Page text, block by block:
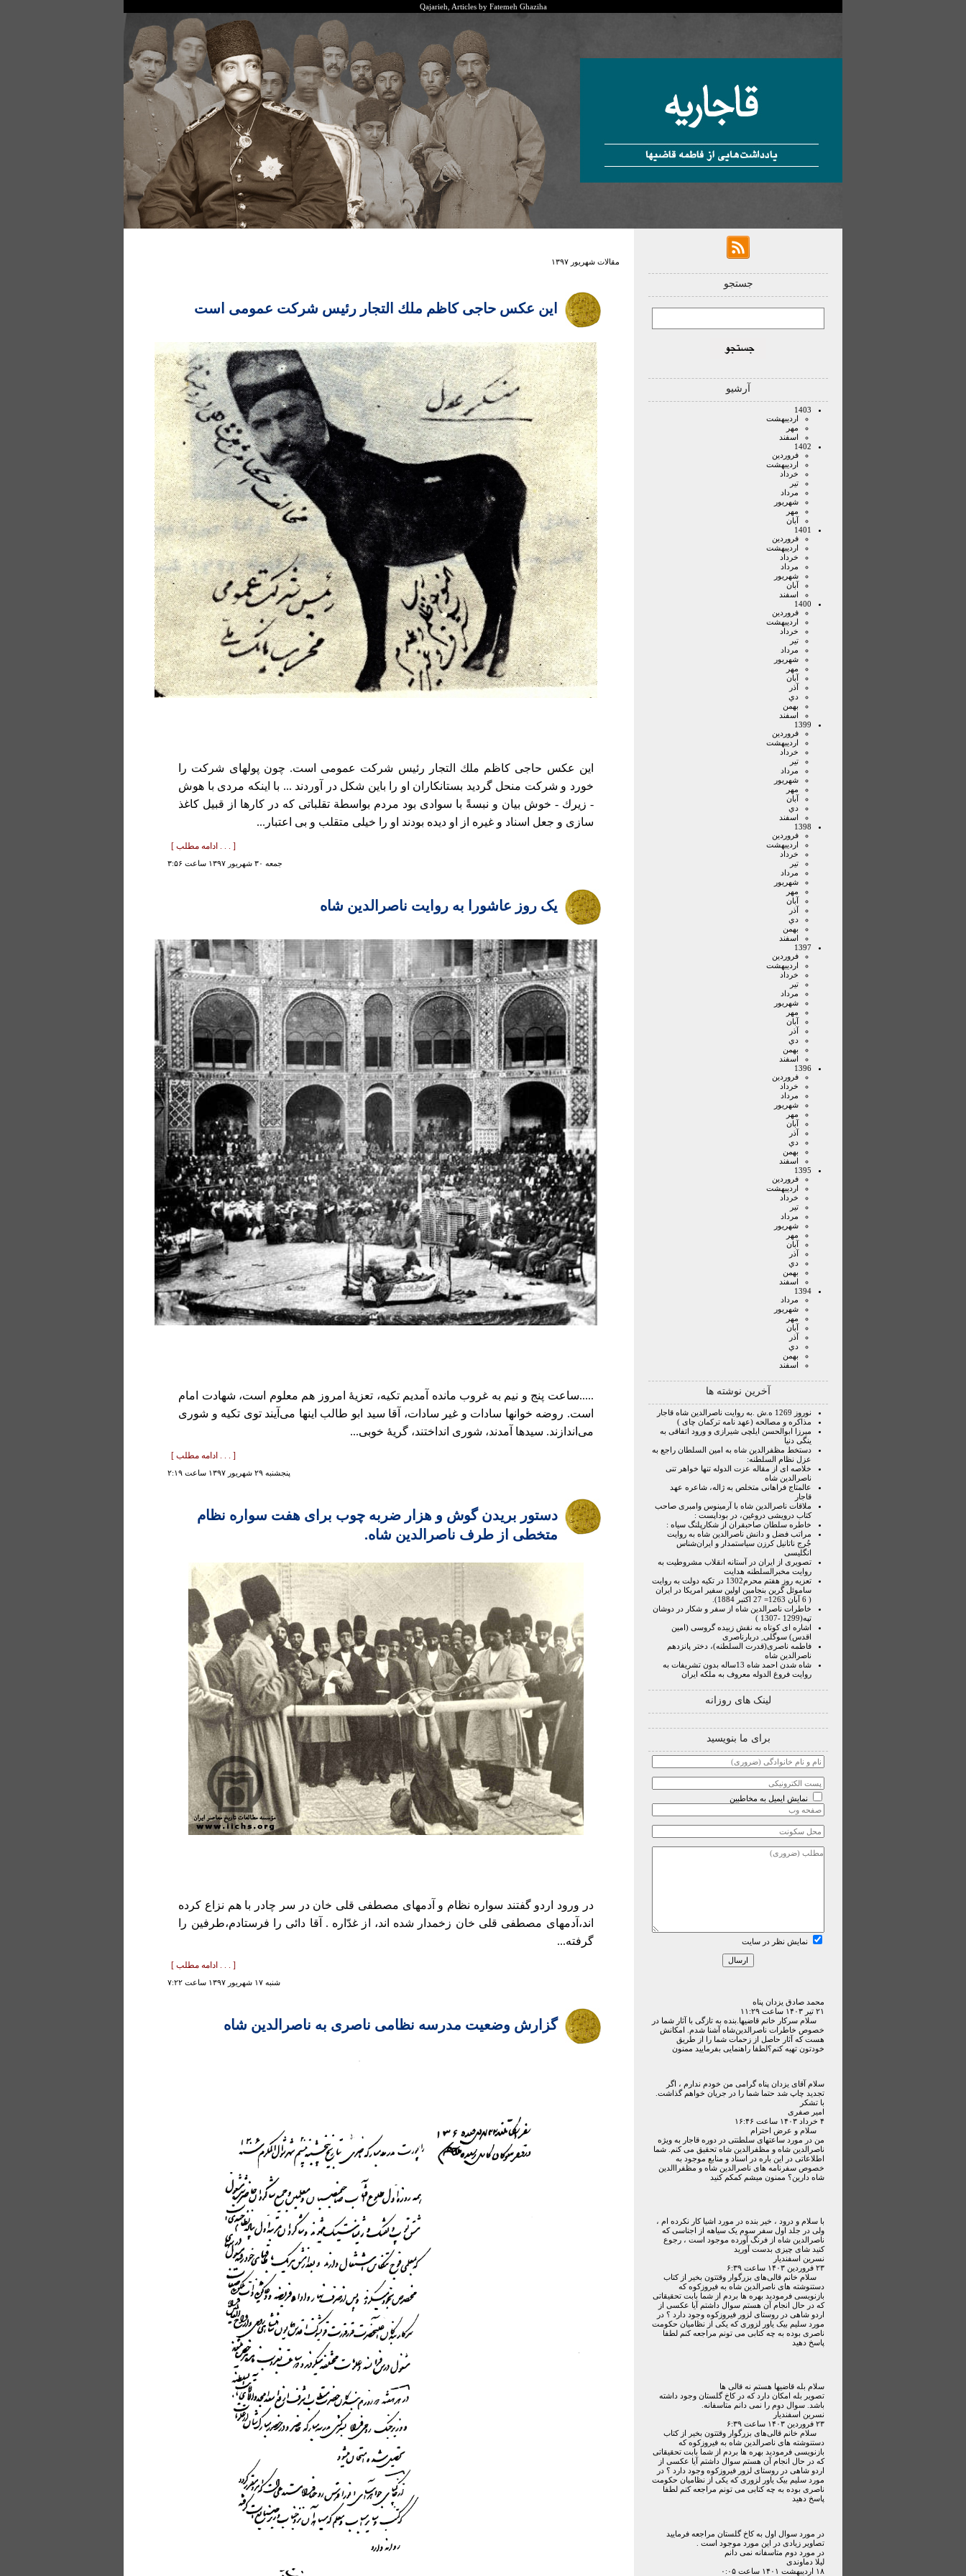
Qajarieh, Articles by Fatemeh Ghaziha
جستجو
آرشیو
1403
ارديبهشت
مهر
اسفند
1402
فروردين
ارديبهشت
خرداد
تير
مرداد
شهريور
مهر
آبان
1401
فروردين
ارديبهشت
خرداد
مرداد
شهريور
آبان
اسفند
1400
فروردين
ارديبهشت
خرداد
تير
مرداد
شهريور
مهر
آبان
آذر
دي
بهمن
اسفند
1399
فروردين
ارديبهشت
خرداد
تير
مرداد
شهريور
مهر
آبان
دي
اسفند
1398
فروردين
ارديبهشت
خرداد
تير
مرداد
شهريور
مهر
آبان
آذر
دي
بهمن
اسفند
1397
فروردين
ارديبهشت
خرداد
تير
مرداد
شهريور
مهر
آبان
آذر
دي
بهمن
اسفند
1396
فروردين
خرداد
مرداد
شهريور
مهر
آبان
آذر
دي
بهمن
اسفند
1395
فروردين
ارديبهشت
خرداد
تير
مرداد
شهريور
مهر
آبان
آذر
دي
بهمن
اسفند
1394
مرداد
شهريور
مهر
آبان
آذر
دي
بهمن
اسفند
آخرین نوشته ها
نوروز 1269 ه.ش .به روایت ناصرالدین شاه قاجار
مذاکره و مصالحه (عهد نامه ترکمان چای )
میرزا ابوالحسن ایلچی شیرازی و ورود اتفاقی به
ینگی دنیا
دستخط مظفرالدین شاه به امین السلطان راجع به
عزل نظام السلطنه:
خلاصه ای از مقاله عزت الدوله تنها خواهر تنی
ناصرالدین شاه
عالمتاج فراهانی متخلص به ژاله، شاعره عهد
قاجار
ملاقات ناصرالدین شاه با آرمینوس وامبری صاحب
کتاب درویشی دروغین، در بوداپست :
خاطره سلطان صاحبقران از شکارپلنگ سیاه :
مراتب فضل و دانش ناصرالدین شاه به روایت
جُرج ناتانیل کرزن سیاستمدار و ایران‌شناس
انگلیسی
تصویری از ایران در آستانه انقلاب مشروطیت به
روایت مخبرالسلطنه هدایت
تعزیه روز هفتم محرم1302 در تکیه دولت به روایت
ساموئل گرین بنجامین اولین سفیر امریکا در ایران
( 6 آبان 1263= 27 اکتبر 1884).
خاطرات ناصرالدین شاه از سفر و شکار در دوشان
تپه(1299 -1307 )
اشاره ای کوتاه به نقش زبیده گروسی (امین
اقدس) سوگلی ِ دربارناصری
فاطمه ناصری(قدرت السلطنه)، دختر پانزدهم
ناصرالدین شاه
شاه شدن احمد شاه 13ساله بدون تشریفات به
روایت فروغ الدوله معروف به ملکه ایران
لینک های روزانه
برای ما بنویسید
نمایش ایمیل به مخاطبین
نمایش نظر در سایت
محمد صادق یزدان پناه
۲۱ تير ۱۴۰۳ ساعت ۱۱:۲۹
سلام سرکار خانم قاضیها.بنده به‌ تازگی با آثار شما در
خصوص خاطرات ناصرالدین‌شاه آشنا شدم. امکانش
هست که آثار حاصل از زحمات شما را از طریق
خودتون تهیه کنم؟لطفا راهنمایی بفرمایید ممنون
سلام آقای یزدان پناه گرامی من خودم ندارم ، اگر
تجدید چاپ شد حتما شما را در جریان خواهم گذاشت.
با تشکر
امیر صفری
۴ خرداد ۱۴۰۳ ساعت ۱۶:۴۶
سلام و عرض احترام
من در مورد ساعتهای سلطنتی در دوره قاجار به ویژه
ناصرالدین شاه و مظفرالدین شاه تحقیق می کنم. شما
اطلاعاتی در این باره در اسناد و منابع موجود به
خصوص سفرنامه های ناصرالدین شاه و مظفراالدین
شاه دارین؟ ممنون میشم کمکم کنید
با سلام و درود ، خیر بنده در مورد اشیا کار نکرده ام ،
ولی در جلد اول سفر سوم یک سیاهه از اجناسی که
ناصرالدین شاه از فرنگ آورده موجود است ، رجوع
کنید شای چیزی بدست آورید
نسرین اسفندیار
۲۳ فروردين ۱۴۰۳ ساعت ۶:۳۹
سلام خانم قالی‌های بزرگوار وقتتون بخیر از کتاب
دستنوشته های ناصرالدین شاه به فیروزکوه که
بازنویسی فرمودید بهره ها بردم از شما بابت تحقیقاتی
که در حال انجام آن هستم سوال داشتم آیا عکسی از
اردو شاهی در روستای لزور فیروزکوه وجود دارد ؟ در
مورد سلیم بیک یاور لزوری که یکی از نظامیان حکومت
ناصری بوده به چه کتابی می تونم مراجعه کنم لطفا
پاسخ دهید
سلام بله قاضیها هستم نه قالی ها
تصویر بله امکان دارد که در کاخ گلستان وجود داشته
باشد. سوال دوم را نمی دانم متاسفانه.
نسرین اسفندیار
۲۳ فروردين ۱۴۰۳ ساعت ۶:۳۹
سلام خانم قالی‌های بزرگوار وقتتون بخیر از کتاب
دستنوشته های ناصرالدین شاه به فیروزکوه که
بازنویسی فرمودید بهره ها بردم از شما بابت تحقیقاتی
که در حال انجام آن هستم سوال داشتم آیا عکسی از
اردو شاهی در روستای لزور فیروزکوه وجود دارد ؟ در
مورد سلیم بیک یاور لزوری که یکی از نظامیان حکومت
ناصری بوده به چه کتابی می تونم مراجعه کنم لطفا
پاسخ دهید
در مورد سوال اول به کاخ گلستان مراجعه فرمایید
تصاویر زیادی در این مورد موجود است .
در مورد دوم متاسفانه نمی دانم
لیلا دماوندی
۱۸ ارديبهشت ۱۴۰۱ ساعت ۰:۰۵
مقالات شهريور ۱۳۹۷
این عکس حاجی کاظم ملك التجار رئيس شرکت عمومی است
این عکس حاجی کاظم ملك التجار رئيس شرکت عمومی است. چون پولهای شرکت را
خورد و شرکت منحل گردید بستانکاران او را باین شکل در آوردند ... با اینکه مردی با هوش
- زیرك - خوش بیان و نبسةً با سوادی بود مردم بواسطة تقلباتی که در کارها از قبیل کاغذ
سازی و جعل اسناد و غیره از او دیده بودند او را خیلی متقلب و بی اعتبار...
[ . . . ادامه مطلب ]
جمعه ۳۰ شهريور ۱۳۹۷ ساعت ۳:۵۶
یک روز عاشورا به روایت ناصرالدین شاه
.....ساعت پنج و نیم به غروب مانده آمدیم تکیه، تعزیۀ امروز هم معلوم است، شهادت امام
است. روضه خوانها سادات و غیر سادات، آقا سید ابو طالب اینها می‌آیند توی تکیه و شوری
می‌اندازند. سیدها آمدند، شوری انداختند، گریۀ خوبی...
[ . . . ادامه مطلب ]
پنجشنبه ۲۹ شهريور ۱۳۹۷ ساعت ۲:۱۹
دستور بریدن گوش و هزار ضربه چوب برای هفت سواره نظام
متخطی از طرف ناصرالدین شاه.
در ورود اردو گفتند سواره نظام و آدمهای مصطفی قلی خان در سر چادر با هم نزاع کرده
اند،آدمهای مصطفی قلی خان زخمدار شده اند، از غدّاره . آقا دائی را فرستادم،طرفین را
گرفته...
[ . . . ادامه مطلب ]
شنبه ۱۷ شهريور ۱۳۹۷ ساعت ۷:۲۲
گزارش وضعیت مدرسه نظامی ناصری به ناصرالدین شاه